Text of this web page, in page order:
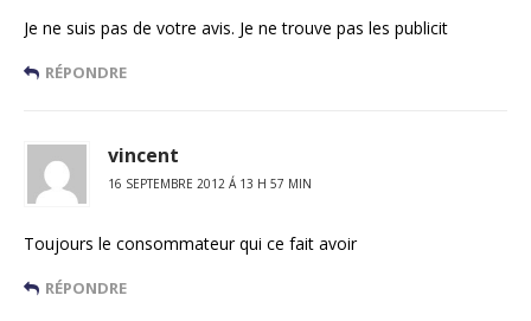
Je ne suis pas de votre avis. Je ne trouve pas les publicit
RÉPONDRE
vincent
16 SEPTEMBRE 2012 Á 13 H 57 MIN
Toujours le consommateur qui ce fait avoir
RÉPONDRE